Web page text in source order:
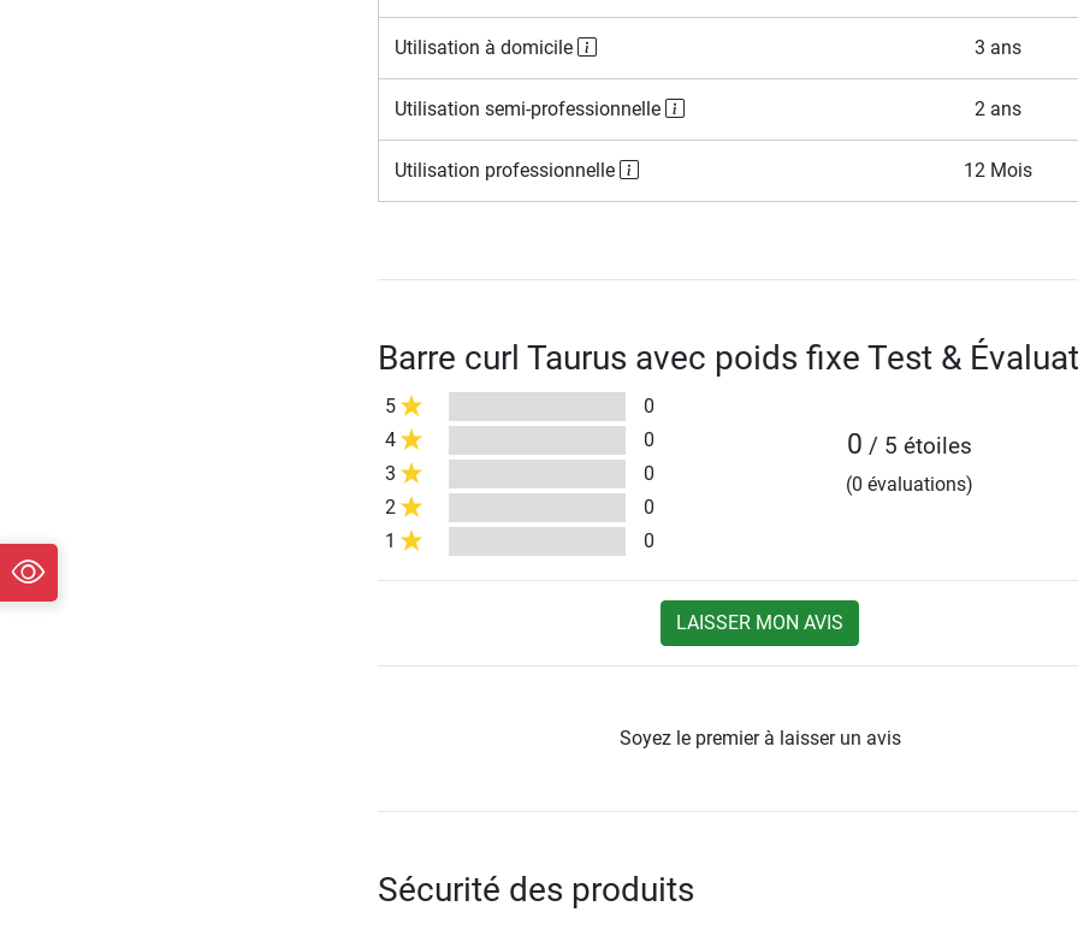
Utilisation à domicile 3 ans
Utilisation semi-professionnelle 2 ans
Utilisation professionnelle 12 Mois
Barre curl Taurus avec poids fixe Test &
5
0
4
0
3
0
2
0
1
0
0 / 5 étoiles
(0 évaluations)
LAISSER MON AVIS
Soyez le premier à laisser un avis
Sécurité des produits